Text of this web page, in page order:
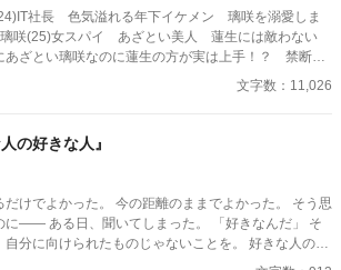
社長 色気溢れる年下イケメン 璃咲を溺愛しま
璃咲(25)女スパイ あざとい美人 蓮生には敵わない
あざとい璃咲なのに蓮生の方が実は上手！？ 禁断の
文字数：11,026
の好きな人』
けでよかった。 今の距離のままでよかった。 そう思
た。 「好きなんだ」 そ
に向けられたものじゃないことを。 好きな人の好
苦しくて、切なくて、それでも離れら